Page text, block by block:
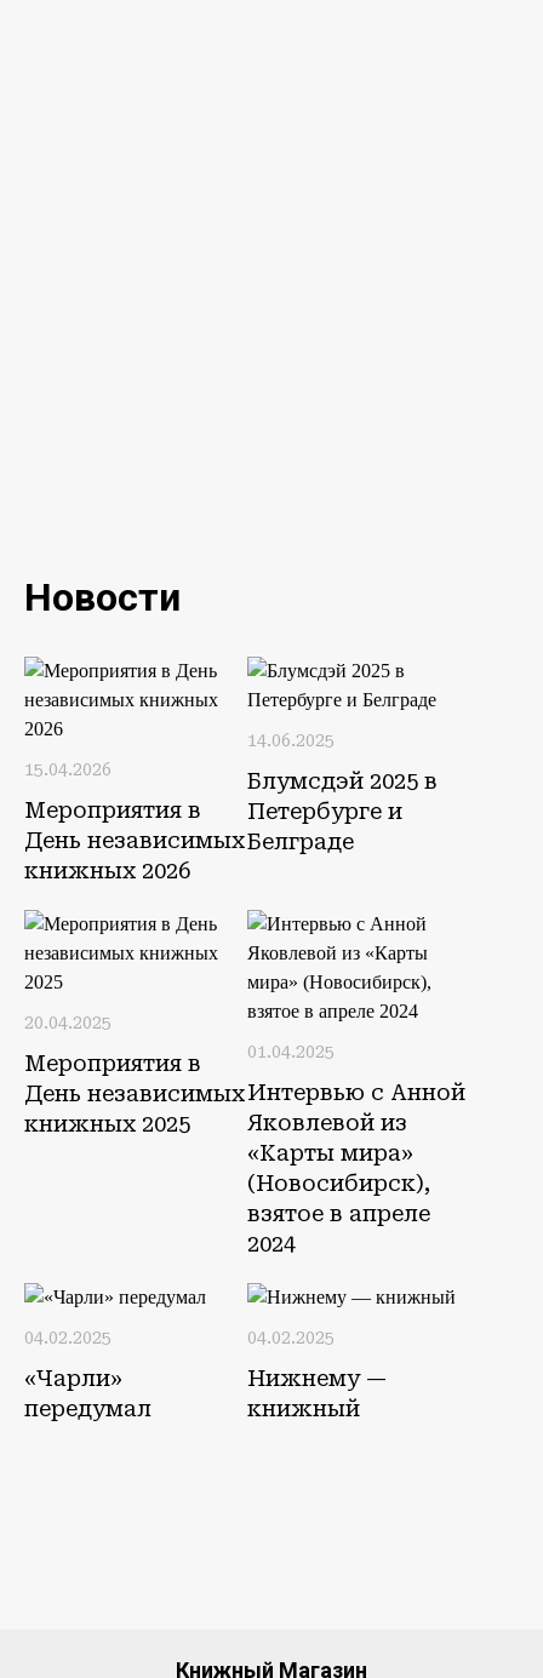
Новости
15.04.2026
Мероприятия в
День независимых
книжных 2026
14.06.2025
Блумсдэй 2025 в
Петербурге и
Белграде
20.04.2025
Мероприятия в
День независимых
книжных 2025
01.04.2025
Интервью с Анной
Яковлевой из
«Карты мира»
(Новосибирск),
взятое в апреле
2024
04.02.2025
«Чарли»
передумал
04.02.2025
Нижнему —
книжный
Книжный Магазин